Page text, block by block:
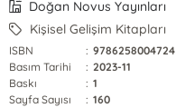
Doğan Novus Yayınları
Kişisel Gelişim Kitapları
ISBN : 9786258004724
Basım Tarihi
: 2023-11
Baskı
: 1
Sayfa Sayısı
: 160